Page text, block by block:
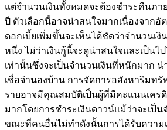
แต่จำนวนเงินทั้งหมดจะต้องชำระคืนภา
ปี ตัวเลือกนี้อาจน่าสนใจมากเนื่องจาก
ดอกเบี้ยเพิ่มขึ้นจะเห็นได้ชัดว่าจำนวนเ
หนึ่ง ไม่ว่าเงินกู้นี้จะดูน่าสนใจและเป็นไ
เท่านั้นซึ่งจะเป็นจำนวนเงินที่หนักมาก
เชื่อจำนองบ้าน การจัดการอสังหาริมท
รายอาจมีคุณสมบัติเป็นผู้ที่มีคะแนนเครดิ
มากโดยการชำระเงินดาวน์แม้ว่าจะเ
ขณะที่คนอื่นไม่ทำดังนั้นการได้รับความ